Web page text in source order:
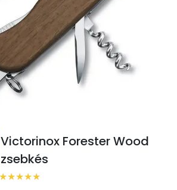
Victorinox Forester Wood
zsebkés